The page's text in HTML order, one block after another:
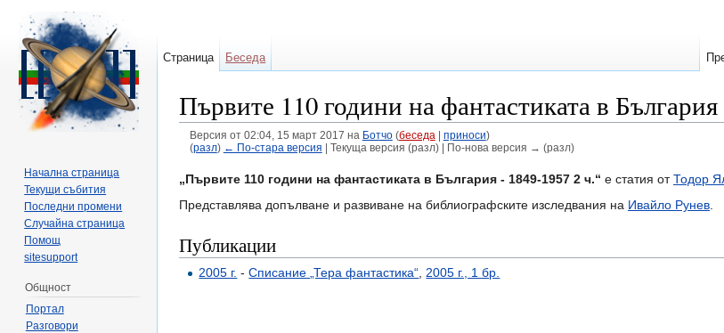
Първите 110 години на фантастиката в
Версия от 02:04, 15 март 2017 на Ботчо (беседа приноси)
(разл) ← По-стара версия | Текуща версия (разл) | По-нова версия → (разл)
„Първите 110 години на фантастиката в България - 1849-1957 2 ч.“ е статия отТодор
Представлява допълване и развиване на библиографските изследвания на Ивайло Рунев
Публикации
2005 г. -Списание „Тера фантастика“ 2005 г., 1 бр.
Страница Беседа
Начална страница
Текущи събития
Последни промени
Случайна страница
Помощ
sitesupport
Общност
Портал
Разговори